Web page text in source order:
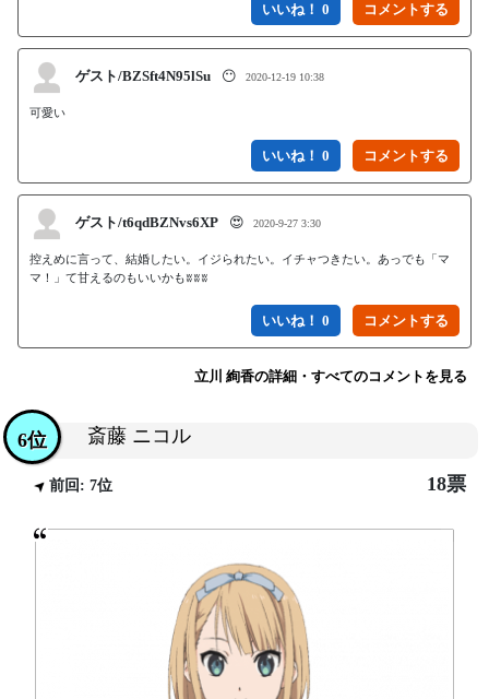
いいね！ 0
ゲスト/BZSft4N95lSu 😶 2020-12-19 10:38
可愛い
いいね！ 0
ゲスト/t6qdBZNvs6XP 😍 2020-9-27 3:30
控えめに言って、結婚したい。イジられたい。イチャつきたい。あっでも「マ
マ！」て甘えるのもいいかも﻿﻿ʬ﻿ʬʬ﻿
いいね！ 0
立川 絢香の詳細・すべてのコメントを見る
斎藤 ニコル
6位
前回: 7位 18票